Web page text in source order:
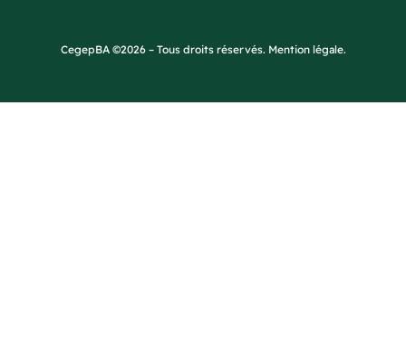
CegepBA ©2026 – Tous droits réservés. Mention légale.